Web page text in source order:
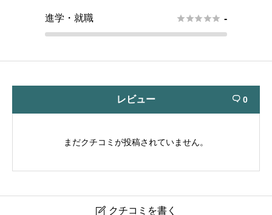
進学・就職  -
レビュー  0
まだクチコミが投稿されていません。
 クチコミを書く